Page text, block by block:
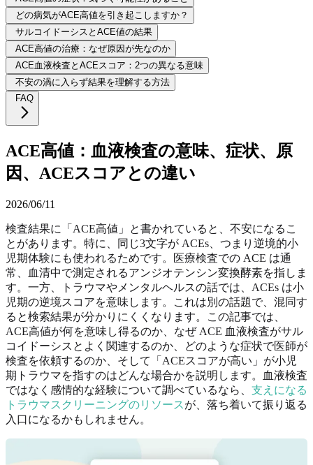
どの病気がACE高値を引き起こしますか？
サルコイドーシスとACE値の結果
ACE高値の治療：なぜ原因が先なのか
ACE血液検査とACEスコア：2つの異なる意味
不安の渦に入らず結果を理解する方法
FAQ
ACE高値：血液検査の意味、症状、原
因、ACEスコアとの違い
2026/06/11
検査結果に「ACE高値」と書かれていると、不安になるこ
とがあります。特に、同じ3文字が ACEs、つまり逆境的小
児期体験にも使われるためです。医療検査での ACE は通
常、血清中で測定されるアンジオテンシン変換酵素を指しま
す。一方、トラウマやメンタルヘルスの話では、ACEs は小
児期の逆境スコアを意味します。これは別の話題で、混同す
ると検索結果が分かりにくくなります。この記事では、
ACE高値が何を意味し得るのか、なぜ ACE 血液検査がサル
コイドーシスとよく関連するのか、どのような症状で医師が
検査を依頼するのか、そして「ACEスコアが高い」が小児
期トラウマを指すのはどんな場合かを説明します。血液検査
ではなく感情的な経験について調べているなら、 支えになる
トラウマスクリーニングのリソースが、落ち着いて振り返る
入口になるかもしれません。